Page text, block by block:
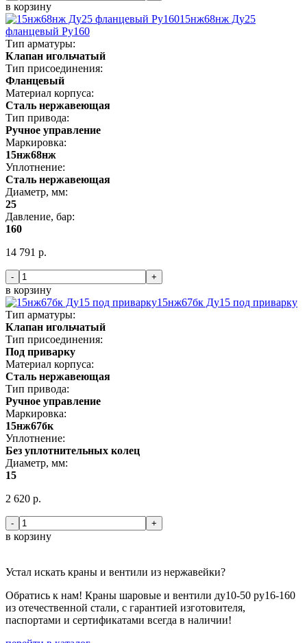
в корзину
15нж68нж Ду25
фланцевый Ру160
Тип арматуры:
Клапан игольчатый
Тип присоединения:
Фланцевый
Материал корпуса:
Сталь нержавеющая
Тип привода:
Ручное управление
Маркировка:
15нж68нж
Уплотнение:
Сталь нержавеющая
Диаметр, мм:
25
Давление, бар:
160
14 791 р.
- +
в корзину
15нж67бк Ду15 под приварку
Тип арматуры:
Клапан игольчатый
Тип присоединения:
Под приварку
Материал корпуса:
Сталь нержавеющая
Тип привода:
Ручное управление
Маркировка:
15нж67бк
Уплотнение:
Без уплотнительных колец
Диаметр, мм:
15
2 620 р.
- +
в корзину
Устал искать краны и вентили из нержавейки?
Обратись к нам! Краны шаровые и вентили ду10-50 ру16-160
из отечественной стали, с гарантией изготовителя,
паспортами и сертификатами всегда в наличии!